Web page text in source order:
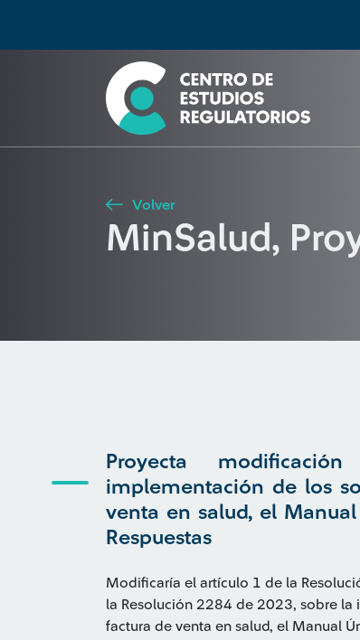
Seleccione país
Buscar
Volver
MinSalud,
Proyecta
implementación de los
venta en salud, el
Respuestas
Modificaría el artículo 1 de la
la Resolución 2284 de 2023, sobre
factura de venta en salud, el Manual